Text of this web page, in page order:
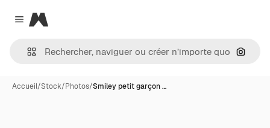
Close menu
Magnific
Accueil/Stock/Photos/Smiley petit garçon …